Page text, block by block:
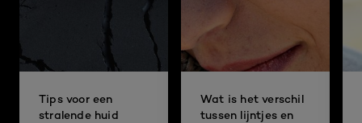
Tips voor een
stralende huid
Wat is het verschil
tussen lijntjes en